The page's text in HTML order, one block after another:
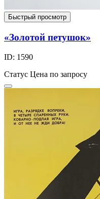
Быстрый просмотр
«Золотой петушок»
ID: 1590
Статус Цена по запросу